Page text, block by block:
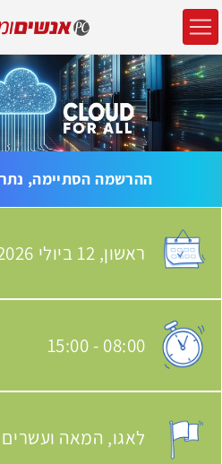
ההרשמה הסתיימה,
האירוע יתקיים בתאריך
ראשון, 12 ביולי
שעת התחלת האירוע:
08:00
-
15:00
מקום האירוע:
לאגו המאה ועשרים 6, ראשון לציון